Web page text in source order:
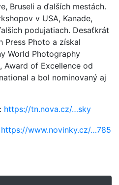
Bruseli a ďalších mestách.
v USA, Kanade,
podujatiach. Desaťkrát
Press Photo a získal
World Photography
Award of Excellence od
a bol nominovaný aj
https://tn.nova.cz/…sky
https://www.novinky.cz/…785